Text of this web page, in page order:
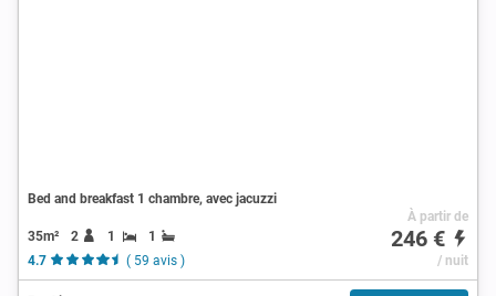
Bed and breakfast 1 chambre, avec jacuzzi
35m² 2 1
1
4.7
( 59 avis )
À partir de
246 €
/ nuit